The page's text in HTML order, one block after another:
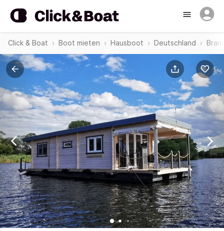
Click & Boat Boot mieten Hausboot Deutschland